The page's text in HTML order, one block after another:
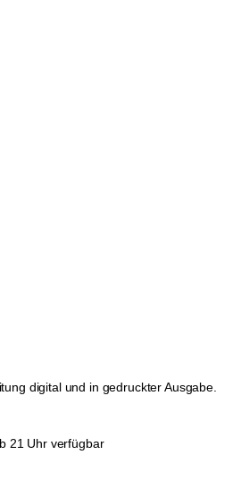
digital und in gedruckter Ausgabe.
21 Uhr verfügbar